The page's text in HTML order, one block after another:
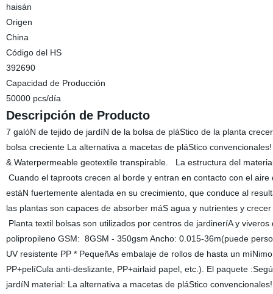
haisán
Origen
China
Código del HS
392690
Capacidad de Producción
50000 pcs/día
Descripción de Producto
7 galóN de tejido de jardíN de la bolsa de pláStico de la planta
bolsa creciente La alternativa a macetas de pláStico
& Waterpermeable geotextile transpirable. La estructura del
Cuando el taproots crecen al borde y entran en contacto con el
estáN fuertemente alentada en su crecimiento, que conduce al
las plantas son capaces de absorber máS agua y nutrientes y
Planta textil bolsas son utilizados por centros de jardineríA y
polipropileno GSM: 8GSM - 350gsm Ancho: 0.015-36m(puede
UV resistente PP * PequeñAs embalaje de rollos de hasta un
PP+pelíCula anti-deslizante, PP+airlaid papel, etc.). El paquete
jardíN material: La alternativa a macetas de pláStico